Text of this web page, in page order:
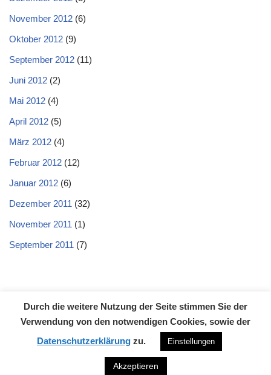
November 2012 (6)
Oktober 2012 (9)
September 2012 (11)
Juni 2012 (2)
Mai 2012 (4)
April 2012 (5)
März 2012 (4)
Februar 2012 (12)
Januar 2012 (6)
Dezember 2011 (32)
November 2011 (1)
September 2011 (7)
Datenschutzerklärung Impressum Kontakt
Neve| Präsentiert von WordPress
Durch die weitere Nutzung der Seite stimmen Sie der
Verwendung von den notwendigen Cookies, sowie der
Datenschutzerklärung zu. Einstellungen
Akzeptieren